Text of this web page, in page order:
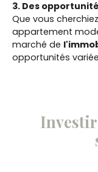
3. Des
Que vous
appartement
marché de
opportunités
Investir